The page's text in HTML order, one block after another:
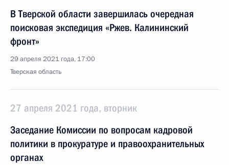
В Тверской области завершилась очередная
поисковая экспедиция «Ржев. Калининский
фронт»
29 апреля 2021 года, 17:00
Тверская область
27 апреля 2021 года, вторник
Заседание Комиссии по вопросам кадровой
политики в прокуратуре и правоохранительных
органах